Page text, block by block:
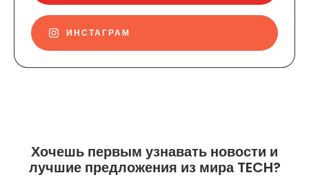
ИНСТАГРАМ
Хочешь первым узнавать новости и
лучшие предложения из мира TECH?